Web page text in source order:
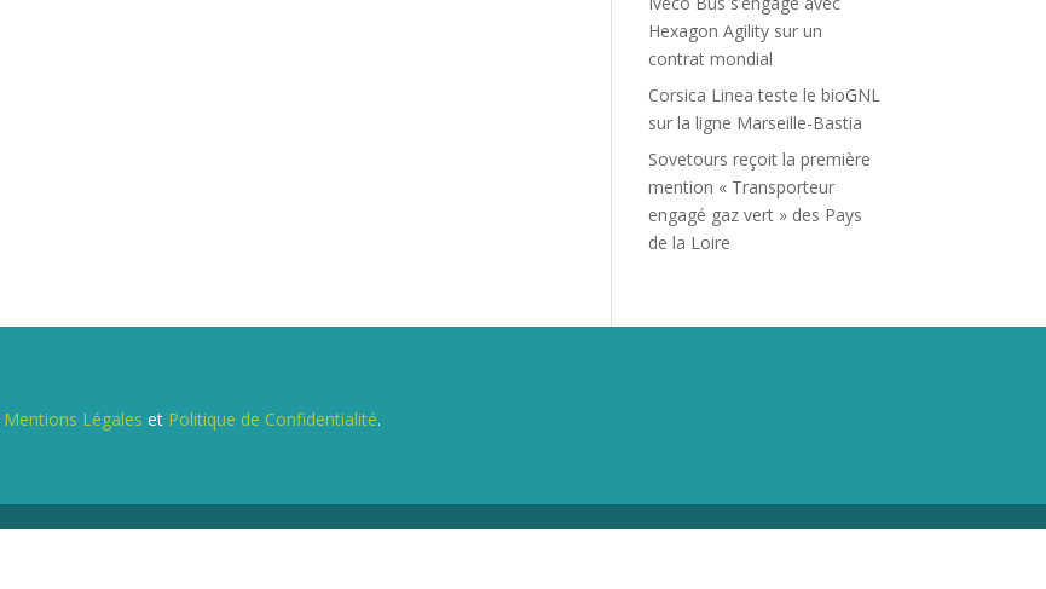
Hexagon Agility sur un
contrat mondial
Corsica Linea teste le bioGNL
sur la ligne Marseille-Bastia
Sovetours reçoit la première
mention « Transporteur
engagé gaz vert » des Pays
de la Loire
Mentions Légales et Politique de Confidentialité.